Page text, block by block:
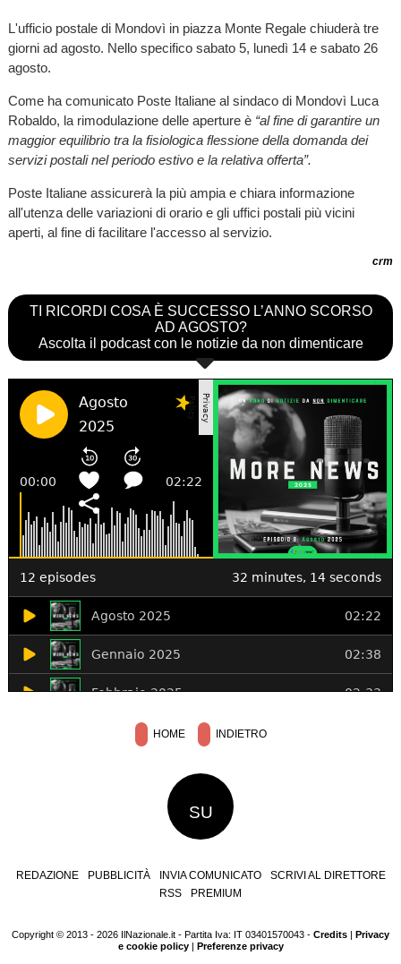
L'ufficio postale di Mondovì in piazza Monte Regale chiuderà tre
giorni ad agosto. Nello specifico sabato 5, lunedì 14 e sabato 26
agosto.
Come ha comunicato Poste Italiane al sindaco di Mondovì Luca
Robaldo, la rimodulazione delle aperture è “al fine di garantire un
maggior equilibrio tra la fisiologica flessione della domanda dei
servizi postali nel periodo estivo e la relativa offerta”.
Poste Italiane assicurerà la più ampia e chiara informazione
all'utenza delle variazioni di orario e gli uffici postali più vicini
aperti, al fine di facilitare l'accesso al servizio.
crm
TI RICORDI COSA È SUCCESSO L’ANNO SCORSO
AD AGOSTO?
Ascolta il podcast con le notizie da non dimenticare
HOME INDIETRO
SU
REDAZIONE PUBBLICITÀ INVIA COMUNICATO
SCRIVI AL DIRETTORE
RSS
PREMIUM
Copyright © 2013 - 2026 IlNazionale.it - Partita Iva: IT 03401570043 - Credits
Privacy
e cookie policy| Preferenze privacy